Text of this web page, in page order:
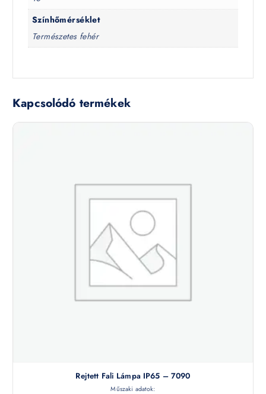
Színhőmérséklet
Természetes fehér
Kapcsolódó termékek
Rejtett Fali Lámpa IP65 – 7090
Műszaki adatok: